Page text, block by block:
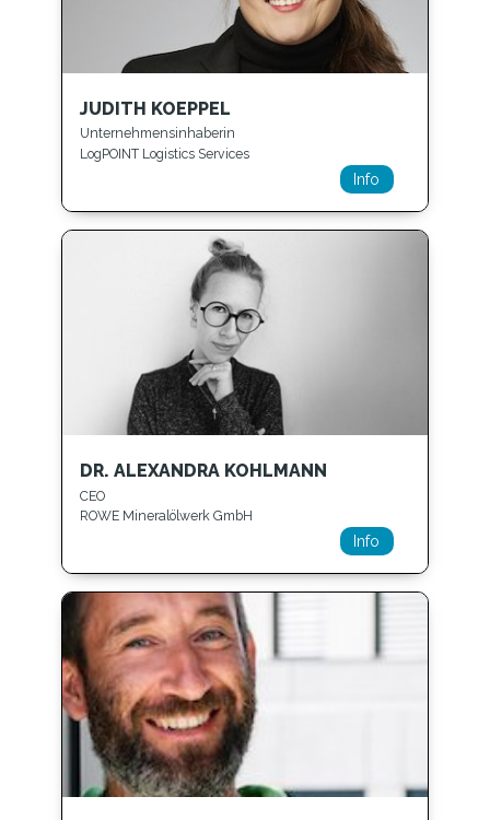
JUDITH KOEPPEL
Unternehmensinhaberin
LogPOINT Logistics Services
Info
DR. ALEXANDRA KOHLMANN
CEO
ROWE Mineralölwerk GmbH
Info